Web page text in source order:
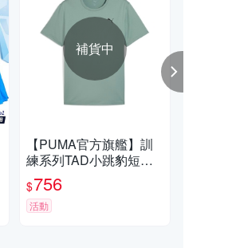
補貨中
【PUMA官方旗艦】訓
練系列TAD小跳豹短袖T
恤 男性 52590830
$756
活動